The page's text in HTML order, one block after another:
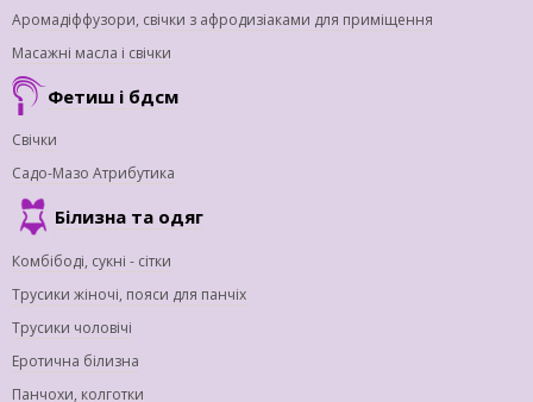
Аромадіффузори, свічки з афродизіаками для приміщення
Масажні масла і свічки
Фетиш і бдсм
Свічки
Садо-Мазо Атрибутика
Білизна та одяг
Комбібоді, сукні - сітки
Трусики жіночі, пояси для панчіх
Трусики чоловічі
Еротична білизна
Панчохи, колготки